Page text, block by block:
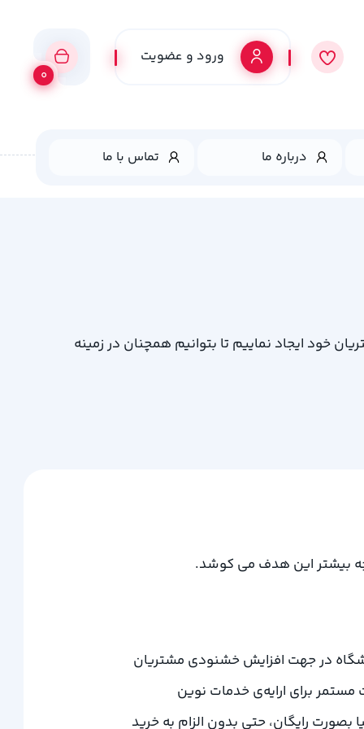
ورود و عضویت
0
درباره ما تماس با ما
خود ایجاد نماییم تا بتوانیم همچنان در زمینه
بیشتر این هدف می کوشد.
در جهت افزایش خشنودی مشتریان
برای ارایه‌ی خدمات نوین
رایگان، حتی بدون الزام به خرید